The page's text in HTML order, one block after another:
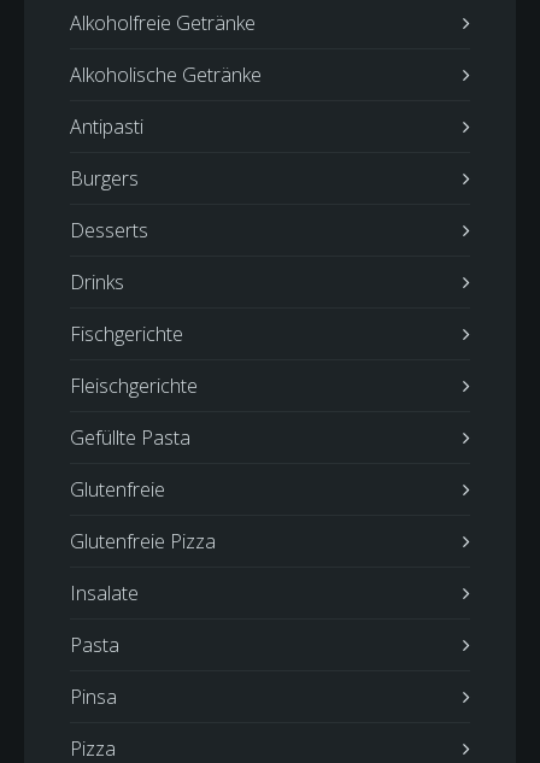
Alkoholfreie Getränke
Alkoholische Getränke
Antipasti
Burgers
Desserts
Drinks
Fischgerichte
Fleischgerichte
Gefüllte Pasta
Glutenfreie
Glutenfreie Pizza
Insalate
Pasta
Pinsa
Pizza